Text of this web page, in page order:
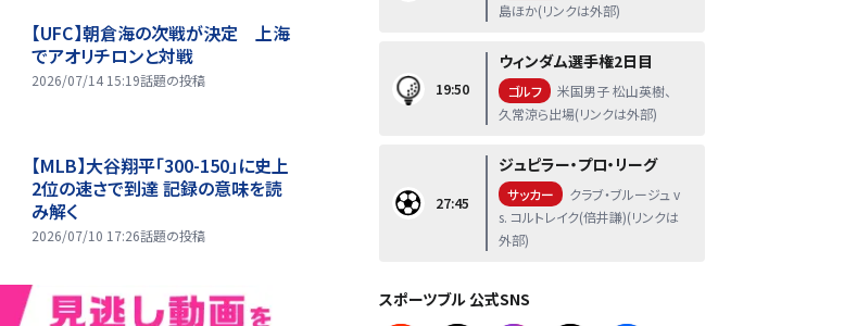
【UFC】朝倉海の次戦が決定 上海
でアオリチロンと対戦
2026/07/14 15:19話題の投稿
【MLB】大谷翔平「300-150」に史上
2位の速さで到達 記録の意味を読
み解く
2026/07/10 17:26話題の投稿
島ほか(リンクは外部)
19:50
ウィンダム選手権2日目
ゴルフ
米国男子 松山英樹、
久常涼ら出場(リンクは外部)
27:45
ジュピラー・プロ・リーグ
サッカー
クラブ・ブルージュ v
s. コルトレイク(倍井謙)(リンクは
外部)
スポーツブル 公式SNS